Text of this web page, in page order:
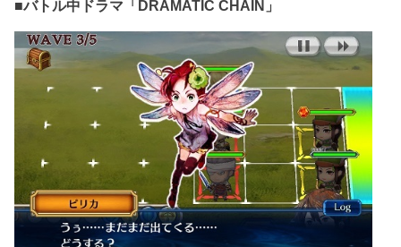
■バトル中ドラマ「DRAMATIC CHAIN」